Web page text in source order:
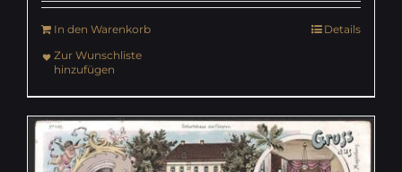
In den Warenkorb
Details
Zur Wunschliste
hinzufügen